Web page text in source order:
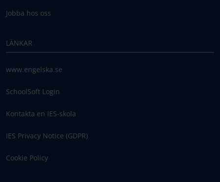
Jobba hos oss
LÄNKAR
www.engelska.se
SchoolSoft Login
Kontakta en IES-skola
IES Privacy Notice (GDPR)
Cookie Policy